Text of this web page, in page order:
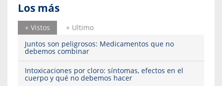
Los más
+ Vistos
+ Ultimo
Juntos son peligrosos: Medicamentos que no
debemos combinar
Intoxicaciones por cloro: síntomas, efectos en el
cuerpo y qué no debemos hacer